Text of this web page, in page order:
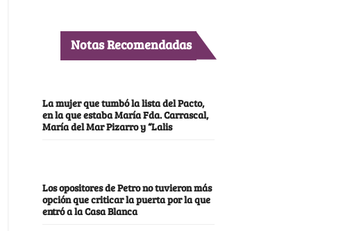
Notas Recomendadas
La mujer que tumbó la lista del Pacto,
en la que estaba María Fda. Carrascal,
María del Mar Pizarro y “Lalis
Los opositores de Petro no tuvieron más
opción que criticar la puerta por la que
entró a la Casa Blanca